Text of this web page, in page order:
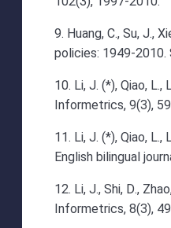
9. Huang, C., Su, J.,
policies: 1949-
10. Li, J. (*), Qiao,
Informetrics, 9(3),
11. Li, J. (*), Qiao,
English bilingual
12. Li, J., Shi, D.,
Informetrics, 8(3),